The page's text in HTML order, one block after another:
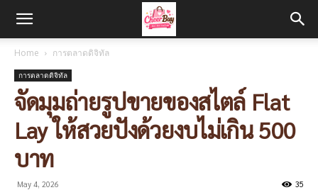
Home การตลาดดิจิทัล
การตลาดดิจิทัล
จัดมุมถ่ายรูปขายของสไตล์ Flat
Lay ให้สวยปังด้วยงบไม่เกิน 500
บาท
May 4, 2026 35